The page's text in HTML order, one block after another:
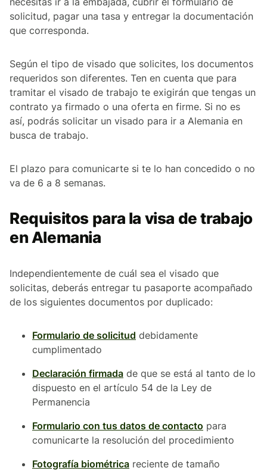
solicitud, pagar una tasa y entregar la documentación
que corresponda.
Según el tipo de visado que solicites, los documentos
requeridos son diferentes. Ten en cuenta que para
tramitar el visado de trabajo te exigirán que tengas un
contrato ya firmado o una oferta en firme. Si no es
así, podrás solicitar un visado para ir a Alemania en
busca de trabajo.
El plazo para comunicarte si te lo han concedido o no
va de 6 a 8 semanas.
Requisitos para la visa de trabajo
en Alemania
Independientemente de cuál sea el visado que
solicitas, deberás entregar tu pasaporte acompañado
de los siguientes documentos por duplicado:
Formulario de solicitud debidamente
cumplimentado
Declaración firmada de que se está al tanto de lo
dispuesto en el artículo 54 de la Ley de
Permanencia
Formulario con tus datos de contacto para
comunicarte la resolución del procedimiento
Fotografía biométrica reciente de tamaño